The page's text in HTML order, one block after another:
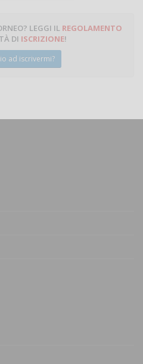
LEGGI IL REGOLAMENTO
DI ISCRIZIONE!
ad iscrivermi?